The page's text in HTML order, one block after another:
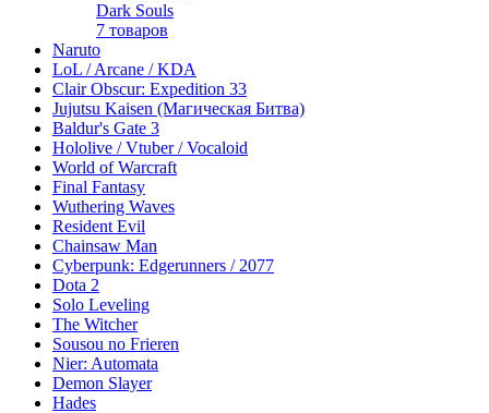
Dark Souls
7 товаров
Naruto
LoL / Arcane / KDA
Clair Obscur: Expedition 33
Jujutsu Kaisen (Магическая Битва)
Baldur's Gate 3
Hololive / Vtuber / Vocaloid
World of Warcraft
Final Fantasy
Wuthering Waves
Resident Evil
Chainsaw Man
Cyberpunk: Edgerunners / 2077
Dota 2
Solo Leveling
The Witcher
Sousou no Frieren
Nier: Automata
Demon Slayer
Hades